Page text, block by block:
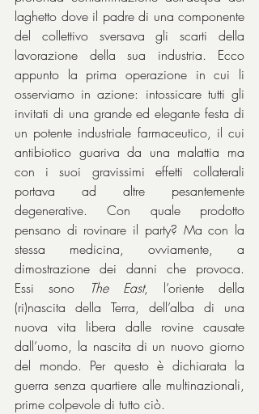
laghetto dove il padre di una componente
del collettivo sversava gli scarti della
lavorazione della sua industria. Ecco
appunto la prima operazione in cui li
osserviamo in azione: intossicare tutti gli
invitati di una grande ed elegante festa di
un potente industriale farmaceutico, il cui
antibiotico guariva da una malattia ma
con i suoi gravissimi effetti collaterali
portava ad altre pesantemente
degenerative. Con quale prodotto
pensano di rovinare il party? Ma con la
stessa medicina, ovviamente, a
dimostrazione dei danni che provoca.
Essi sono
The East, l’oriente della
(ri)nascita della Terra, dell’alba di una
nuova vita libera dalle rovine causate
dall’uomo, la nascita di un nuovo giorno
del mondo. Per questo è dichiarata la
guerra senza quartiere alle multinazionali,
prime colpevole di tutto ciò.